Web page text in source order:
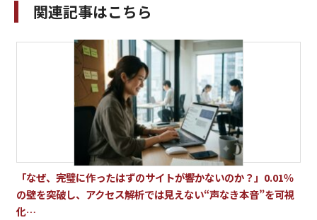
関連記事はこちら
「なぜ、完璧に作ったはずのサイトが響かないのか？」0.01％
の壁を突破し、アクセス解析では見えない“声なき本音”を可視
化…